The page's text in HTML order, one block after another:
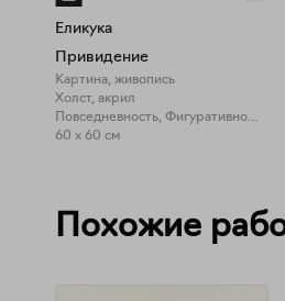
Еликука
Привидение
Картина, живопись
Холст, акрил
Повседневность, Фигуративное искусство
60 x 60 см
Похожие